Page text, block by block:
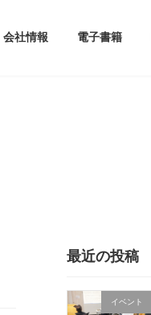
会社情報 電子書籍
最近の投稿
イベント